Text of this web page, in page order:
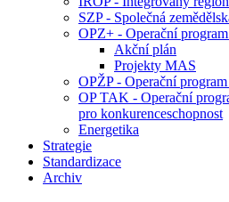
SZP - Společná
OPZ+ - Operační
Akční plán
Projekty MAS
OPŽP - Operační
OP TAK - Operační
pro konkurenceschopnost
Energetika
Strategie
Standardizace
Archiv